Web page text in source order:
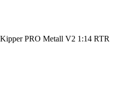
PRO Metall V2 1:14 RTR